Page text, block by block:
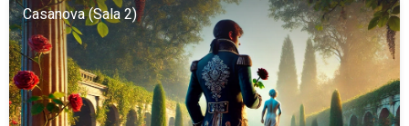
Casanova (Sala 2)